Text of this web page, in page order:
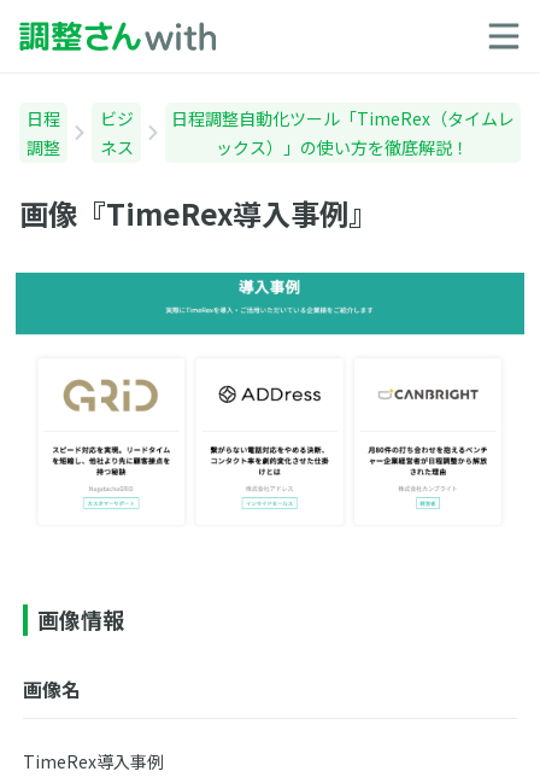
日程
調整
ビジ
ネス
日程調整自動化ツール「TimeRex（タイムレ
ックス）」の使い方を徹底解説！
画像『TimeRex導入事例』
画像情報
画像名
TimeRex導入事例